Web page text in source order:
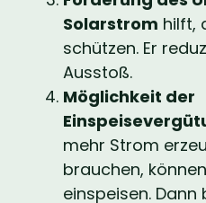
Solarstrom hilft,
schützen. Er
Ausstoß.
Möglichkeit der
mehr Strom
brauchen,
einspeisen. Dann